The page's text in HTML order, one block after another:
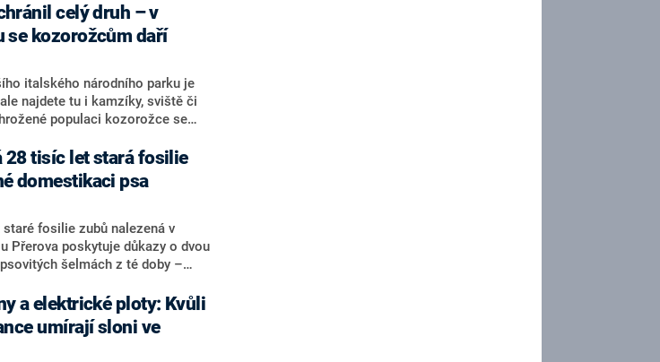
zvířat, rozhodl, že Francie
pro používání této
Francie je poslední evropskou
celý druh –⁠ v
se kozorožcům daří
italského národního parku je
najdete tu i kamzíky, sviště či
populaci kozorožce se
i na další místa Evropy.
28 tisíc let stará fosilie
domestikaci psa
fosilie zubů nalezená v
Přerova poskytuje důkazy o dvou
šelmách z té doby –
stravou, což napovídá rané
o tom vědecký server
a elektrické ploty: Kvůli
umírají sloni ve